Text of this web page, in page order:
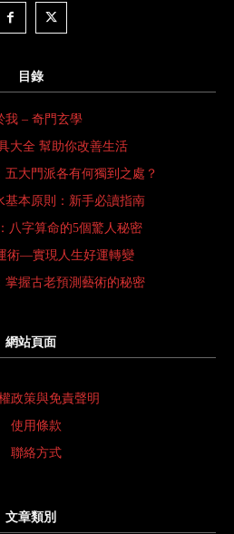
目錄
我 – 奇門玄學
大全 幫助你改善生活
五大門派各有何獨到之處？
基本原則：新手必讀指南
八字算命的5個驚人秘密
術—實現人生好運轉變
掌握古老預測藝術的秘密
網站頁面
政策與免責聲明
使用條款
聯絡方式
文章類別